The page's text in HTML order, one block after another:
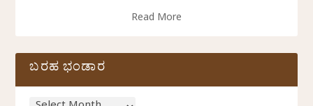
Read More
ಬರಹ ಭಂಡಾರ